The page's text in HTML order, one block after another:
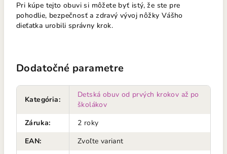
Pri kúpe tejto obuvi si môžete byť istý, že ste pre
pohodlie, bezpečnosť a zdravý vývoj nôžky Vášho
dieťatka urobili správny krok.
Dodatočné parametre
Kategória:
Detská obuv od prvých krokov až po
školákov
Záruka:
2 roky
EAN:
Zvoľte variant